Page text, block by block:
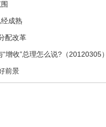
成熟
配改革
增收”总理怎么说?（20120305
前景